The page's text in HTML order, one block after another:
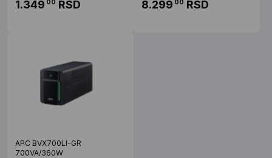
1.349 00 RSD 8.299 00 RSD
APC BVX700LI-GR
700VA/360W